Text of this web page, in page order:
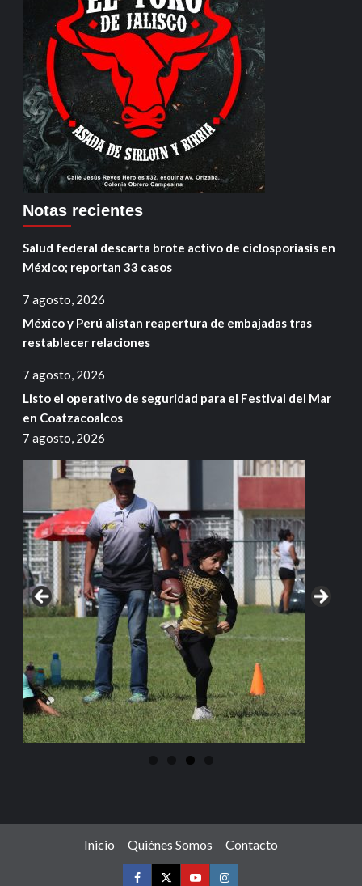
Notas recientes
Salud federal descarta brote activo de ciclosporiasis en
México; reportan 33 casos
7 agosto, 2026
México y Perú alistan reapertura de embajadas tras
restablecer relaciones
7 agosto, 2026
Listo el operativo de seguridad para el Festival del Mar
en Coatzacoalcos
7 agosto, 2026
Inicio Quiénes Somos Contacto